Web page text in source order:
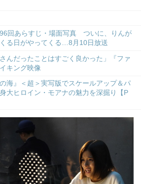
96回あらすじ・場面写真 ついに、りんが
る日がやってくる…8月10日放送
んだったことはすごく良かった」『ファ
キング映像
の海』＜超＞実写版でスケールアップ＆パ
大ヒロイン・モアナの魅力を深掘り【P